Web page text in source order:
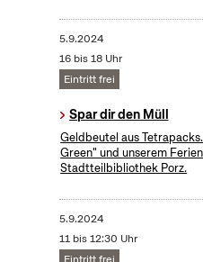
5.9.2024
16 bis 18 Uhr
Eintritt frei
Spar dir den Müll
Geldbeutel aus
Green" und unserem
Stadtteilbibliothek Porz.
5.9.2024
11 bis 12:30 Uhr